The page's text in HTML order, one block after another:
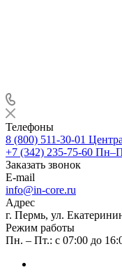
Телефоны
8 (800) 511-30-01
+7 (342) 235-75-60
Заказать звонок
E-mail
info@in-core.ru
Адрес
г. Пермь, ул.
Режим работы
Пн. – Пт.: с 07:00 до